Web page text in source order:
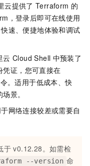
云提供了 Terraform 的
，登录后即可在线使用
速、便捷地体验和调试
云 Cloud Shell 中预装了
凭证，您可直接在
。适用于低成本、快
场景。
于网络连接较差或需要自
于 v0.12.28。如需检
--version 命